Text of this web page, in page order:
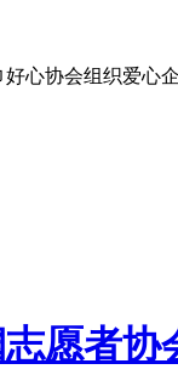
心协会组织爱心
愿者协